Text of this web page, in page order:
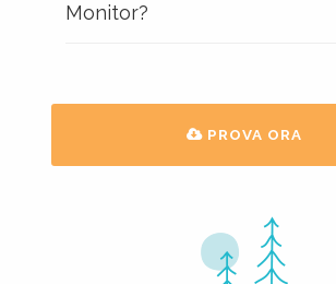
Monitor?
PROVA ORA